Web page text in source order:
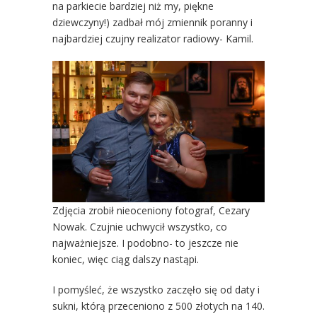
na parkiecie bardziej niż my, piękne
dziewczyny!) zadbał mój zmiennik poranny i
najbardziej czujny realizator radiowy- Kamil.
Zdjęcia zrobił nieoceniony fotograf, Cezary
Nowak. Czujnie uchwycił wszystko, co
najważniejsze. I podobno- to jeszcze nie
koniec, więc ciąg dalszy nastąpi.
I pomyśleć, że wszystko zaczęło się od daty i
sukni, którą przeceniono z 500 złotych na 140.